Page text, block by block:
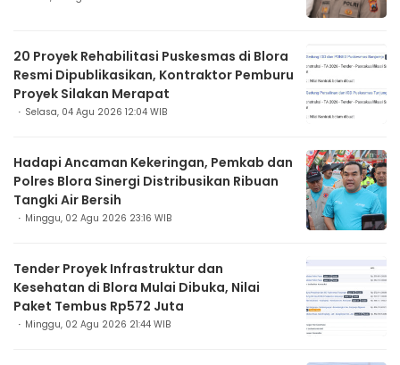
20 Proyek Rehabilitasi Puskesmas di Blora
Resmi Dipublikasikan, Kontraktor Pemburu
Proyek Silakan Merapat
Selasa, 04 Agu 2026 12:04 WIB
Hadapi Ancaman Kekeringan, Pemkab dan
Polres Blora Sinergi Distribusikan Ribuan
Tangki Air Bersih
Minggu, 02 Agu 2026 23:16 WIB
Tender Proyek Infrastruktur dan
Kesehatan di Blora Mulai Dibuka, Nilai
Paket Tembus Rp572 Juta
Minggu, 02 Agu 2026 21:44 WIB